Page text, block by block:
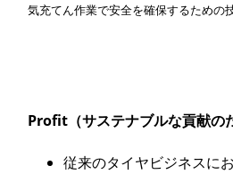
気充てん作業で安全を確保するための
Profit （サステナブルな貢献の
従来のタイヤビジネスに